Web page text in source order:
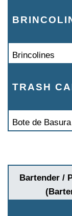
Brincolines
TRASH
Bote de Basura
Bartender /